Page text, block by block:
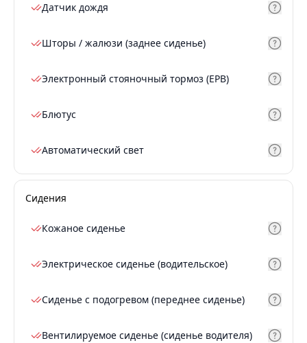
Датчик дождя
Шторы / жалюзи (заднее сиденье)
Электронный стояночный тормоз (EPB)
Блютус
Автоматический свет
Сидения
Кожаное сиденье
Электрическое сиденье (водительское)
Сиденье с подогревом (переднее сиденье)
Вентилируемое сиденье (сиденье водителя)